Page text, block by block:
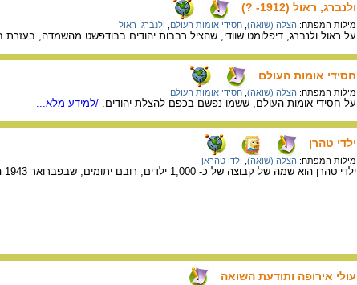
ולנברג, ראול (1912- ?)
מילות המפתח: הצלה (שואה) חסידי אומות העולם ולנברג, ראול
על ראול ולנברג, דיפלומט שוודי, שהציל רבבות יהודים בבודפשט מהשמדה,
חסידי אומות העולם
מילות המפתח: הצלה (שואה) חסידי אומות העולם
על חסידי אומות העולם, ששמו נפשם בכפם להצלת יהודים. /למידע מלא...
ילדי טהרן
מילות המפתח: הצלה (שואה) ילדי טהראן
ילדי טהרן הוא שמה של קבוצה של כ- 1,000 ילדים, רובם יתומים, שבפברואר 1943 הגיעו לארץ-ישראל מברית המועצות דרך פרס.
עולי אירופה ותודעת השואה